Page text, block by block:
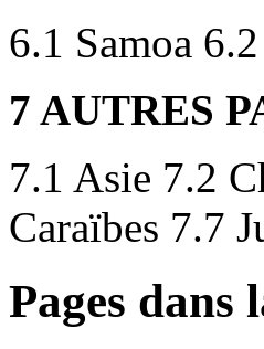
6.1 Samoa
7 AUTRES
7.1 Asie 7.2
Caraïbes 7.7
Pages dans